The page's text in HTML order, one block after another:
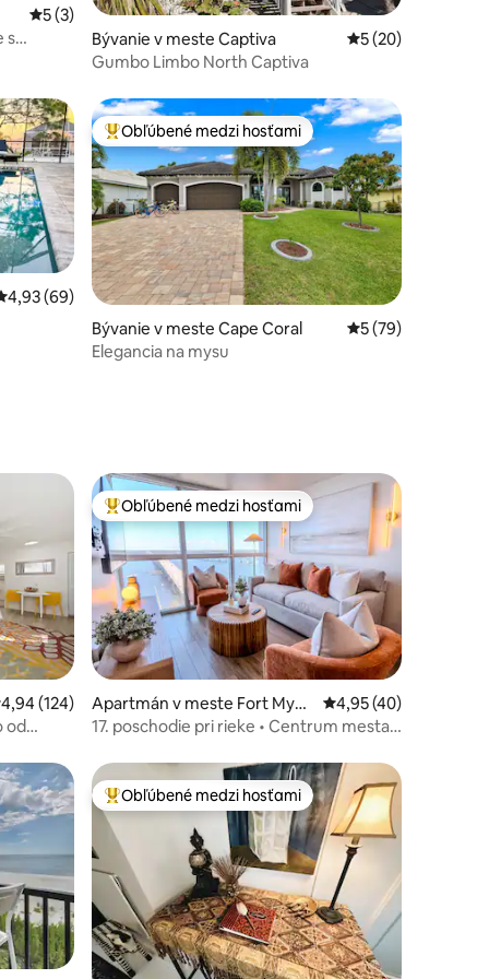
8
Priemerné ohodnotenie 5 z 5, počet hodnotení: 3
5 (3)
s
Bývanie v meste Captiva Priemerné
5 (20)
Gumbo Limbo North Captiva
7
ohodnotenie 4,93 z 5, počet hodnotení: 69
4,93 (69)
Najobľúbenejšie medzi hosťami
Obľúbené medzi hosťami
Bývanie v meste Cape Coral Priemerné
5 (79)
Elegancia na mysu
201ohodnotenie 4,94 z 5, počet hodnotení: 124
4,94 (124)
od
Najobľúbenejšie medzi hosťami
Obľúbené medzi hosťami
Apartmán v meste Fort Myer
s
Priemerné
4,95 (40)
17. poschodie pri rieke • Centrum mesta •
Najobľúbenejšie medzi hosťami
Obľúbené medzi hosťami